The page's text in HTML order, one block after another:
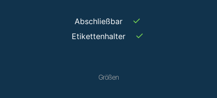
Abschließbar ✓
Etikettenhalter ✓
Größen